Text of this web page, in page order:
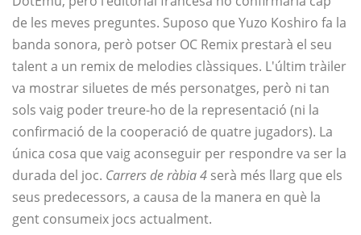
de les meves preguntes. Suposo que Yuzo Koshiro fa la
banda sonora, però potser OC Remix prestarà el seu
talent a un remix de melodies clàssiques. L'últim tràiler
va mostrar siluetes de més personatges, però ni tan
sols vaig poder treure-ho de la representació (ni la
confirmació de la cooperació de quatre jugadors). La
única cosa que vaig aconseguir per respondre va ser la
durada del joc. Carrers de ràbia 4 serà més llarg que els
seus predecessors, a causa de la manera en què la
gent consumeix jocs actualment.